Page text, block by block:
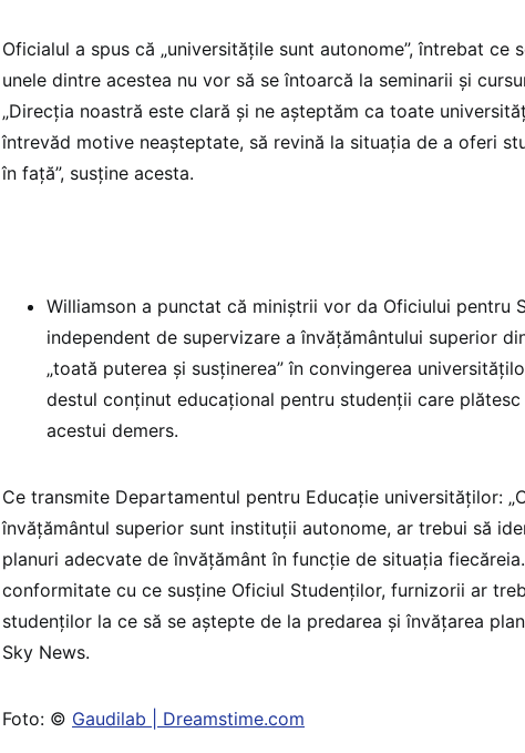
Oficialul a spus că „universitățile sunt autonome”, întrebat ce
unele dintre acestea nu vor să se întoarcă la seminarii și
„Direcția noastră este clară și ne așteptăm ca toate
întrevăd motive neașteptate, să revină la situația de a oferi
în față”, susține acesta.
Williamson a punctat că miniștrii vor da Oficiului pentru
independent de supervizare a învățământului superior
„toată puterea și susținerea” în convingerea
destul conținut educațional pentru studenții care plătesc
acestui demers.
Ce transmite Departamentul pentru Educație universităților:
învățământul superior sunt instituții autonome, ar trebui să
planuri adecvate de învățământ în funcție de situația
conformitate cu ce susține Oficiul Studenților, furnizorii ar
studenților la ce să se aștepte de la predarea și învățarea
Sky News.
Foto: © Gaudilab | Dreamstime.com